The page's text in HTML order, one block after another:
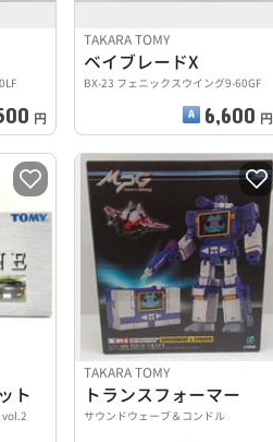
円
TAKARA TOMY
ベイブレードX
BX-23 フェニックスウイング9-60GF
6,600 円
ト
vol.2
TAKARA TOMY
トランスフォーマー
サウンドウェーブ＆コンドル